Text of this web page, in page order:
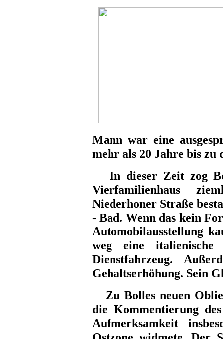
Mann war eine
mehr als 20 Jahre bis zu
In dieser Zeit zog
Vierfamilienhaus
Niederhoner Straße
- Bad. Wenn das kein
Automobilausstellung
weg eine
Dienstfahrzeug.
Gehaltserhöhung. Sein
Zu Bolles neuen
die Kommentierung
Aufmerksamkeit